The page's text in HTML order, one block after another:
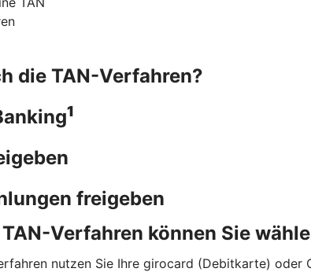
die TAN-Verfahren?
1
freigeben
Verfahren können Sie
nutzen Sie Ihre girocard (Debitkarte)